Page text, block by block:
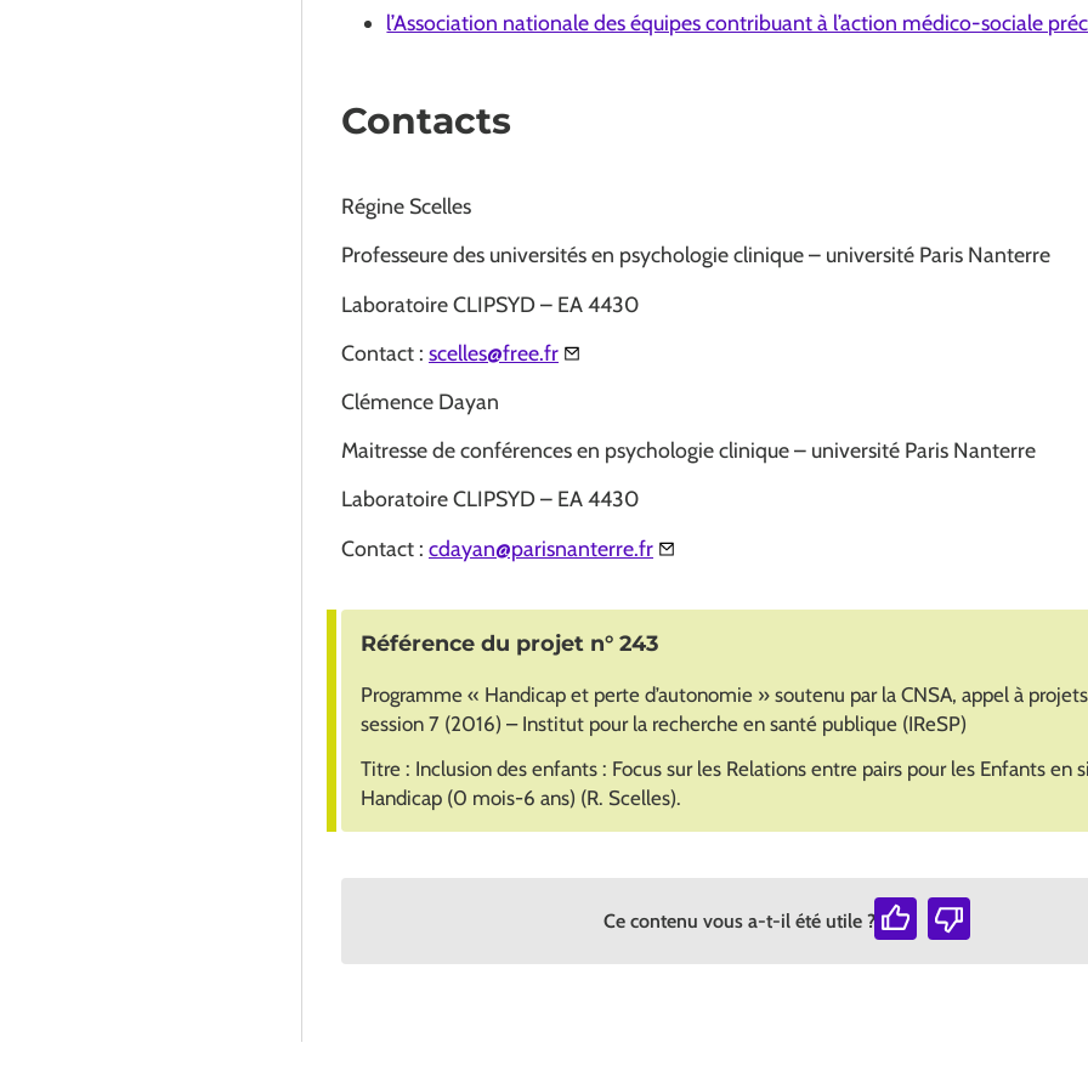
l’Association nationale des équipes contribuant à l’action médico-sociale
Contacts
Régine Scelles
Professeure des universités en psychologie clinique – université Paris Nanterre
Laboratoire CLIPSYD – EA 4430
Contact : scelles@free.fr
Clémence Dayan
Maitresse de conférences en psychologie clinique – université Paris Nanterre
Laboratoire CLIPSYD – EA 4430
Contact : cdayan@parisnanterre.fr
Référence du projet n° 243
Programme « Handicap et perte d’autonomie » soutenu par la CNSA, appel à
session 7 (2016) – Institut pour la recherche en santé publique (IReSP)
Titre : Inclusion des enfants : Focus sur les Relations entre pairs pour les Enfants en
Handicap (0 mois-6 ans) (R. Scelles).
Ce contenu vous a-t-il été utile ?